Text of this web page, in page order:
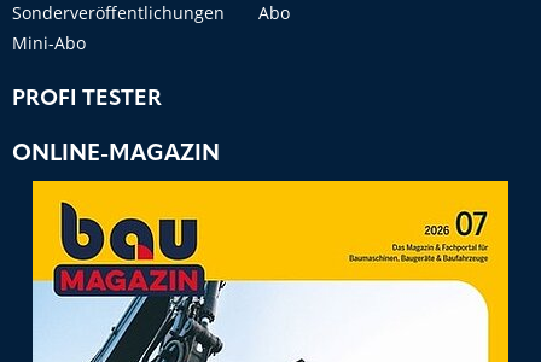
Sonderveröffentlichungen
Abo
Mini-Abo
PROFI TESTER
ONLINE-MAGAZIN